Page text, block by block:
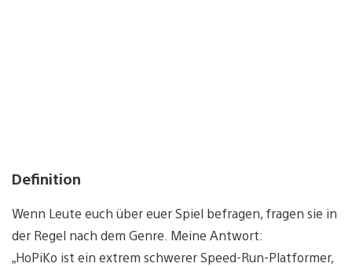
Definition
Wenn Leute euch über euer Spiel befragen, fragen sie in
der Regel nach dem Genre. Meine Antwort:
„HoPiKo ist ein extrem schwerer Speed-Run-Platformer,